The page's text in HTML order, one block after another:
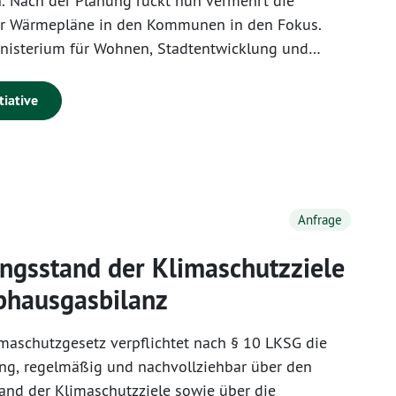
Wärmepläne in den Kommunen in den Fokus.
für Wohnen, Stadtentwicklung und
Förderprogramm „Energetische
(KfW 432) ausgeschöpft sind und keine weiteren
stopp-energ-stadtsanierung.html) „ist das
der Wärmeplanung voranzubringen“.
Anfrage
der Klimaschutzziele
verpflichtet nach § 10 LKSG die
regelmäßig und nachvollziehbar über den
der Klimaschutzziele sowie über die